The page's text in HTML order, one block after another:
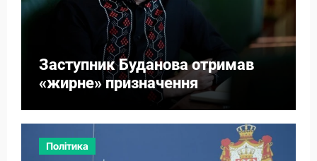
Заступник Буданова отримав
«жирне» призначення
Політика